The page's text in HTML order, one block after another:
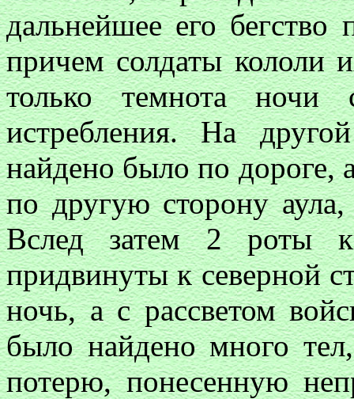
дальнейшее его
причем солдаты
только темнота ночи
истребления. На
найдено было по дороге,
по другую сторону
Вслед затем 2 роты
придвинуты к северной
ночь, а с рассветом
было найдено много
потерю, понесенную